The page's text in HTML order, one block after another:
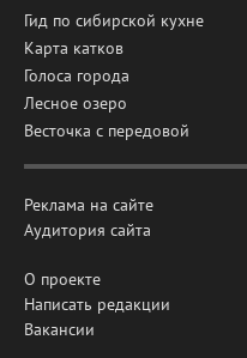
Гид по сибирской кухне
Карта катков
Голоса города
Лесное озеро
Весточка с передовой
Реклама на сайте
Аудитория сайта
О проекте
Написать редакции
Вакансии